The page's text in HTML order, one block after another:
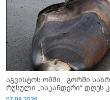
აგვისტოს ომში, გორში
რუსული „ისკანდერი“ დღეს